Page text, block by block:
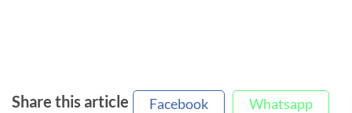
Share this article Facebook Whatsapp